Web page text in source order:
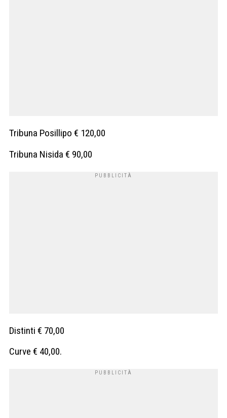
Tribuna Posillipo € 120,00
Tribuna Nisida € 90,00
Distinti € 70,00
Curve € 40,00.